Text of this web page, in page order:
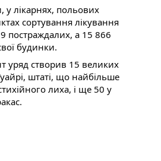
у лікарнях, польових
сортування лікування
постраждалих, а 15 866
будинки.
уряд створив 15 великих
штаті, що найбільше
лиха, і ще 50 у